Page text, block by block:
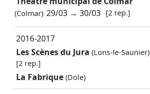
(Colmar) 29/03 →30/03 [2 rep.]
2016-2017
Les Scènes du Jura (Lons-le-Saunier)
[2 rep.]
La Fabrique (Dole)